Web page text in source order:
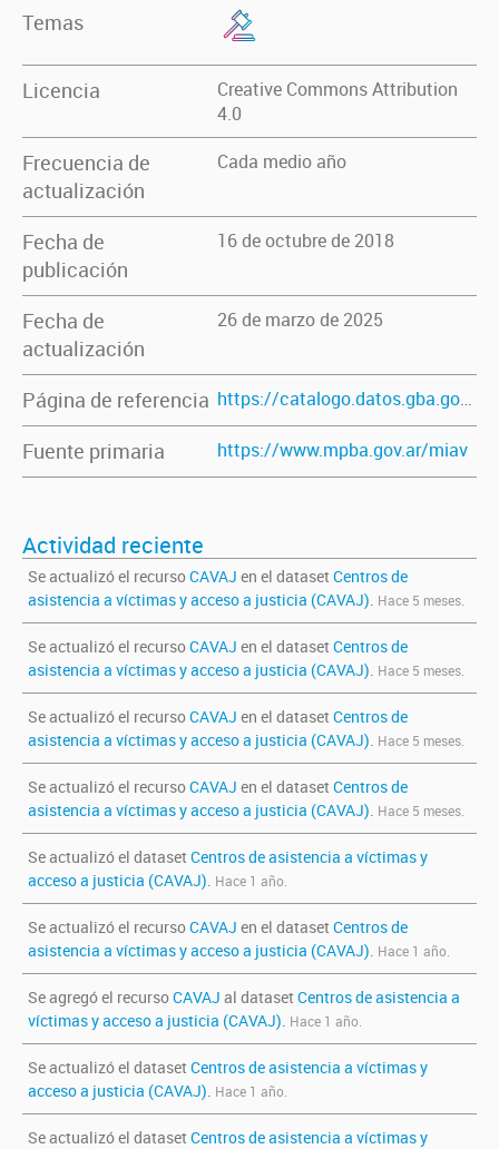
Temas
Licencia
Creative Commons Attribution
4.0
Frecuencia de
actualización
Cada medio año
Fecha de
publicación
16 de octubre de 2018
Fecha de
actualización
26 de marzo de 2025
Página de referencia https://catalogo.datos.gba.gob.ar/dataset/cavaj
Fuente primaria https://www.mpba.gov.ar/miav
Actividad reciente
Se actualizó el recursoCAVAJ en el dataset Centros de
asistencia a víctimas y acceso a justicia (CAVAJ). Hace 5 meses.
Se actualizó el recursoCAVAJ en el dataset Centros de
asistencia a víctimas y acceso a justicia (CAVAJ). Hace 5 meses.
Se actualizó el recursoCAVAJ en el dataset Centros de
asistencia a víctimas y acceso a justicia (CAVAJ). Hace 5 meses.
Se actualizó el recursoCAVAJ en el dataset Centros de
asistencia a víctimas y acceso a justicia (CAVAJ). Hace 5 meses.
Se actualizó el dataset Centros de asistencia a víctimas y
acceso a justicia (CAVAJ). Hace 1 año.
Se actualizó el recursoCAVAJ en el dataset Centros de
asistencia a víctimas y acceso a justicia (CAVAJ). Hace 1 año.
Se agregó el recursoCAVAJ al dataset Centros de asistencia a
víctimas y acceso a justicia (CAVAJ). Hace 1 año.
Se actualizó el dataset Centros de asistencia a víctimas y
acceso a justicia (CAVAJ). Hace 1 año.
Se actualizó el dataset Centros de asistencia a víctimas y